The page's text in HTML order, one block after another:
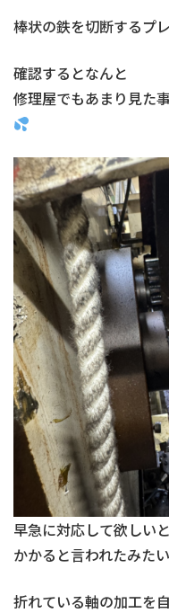
棒状の鉄を切断するプ
確認するとなんと
修理屋でもあまり見た
早急に対応して欲しい
かかると言われたみたい
折れている軸の加工を